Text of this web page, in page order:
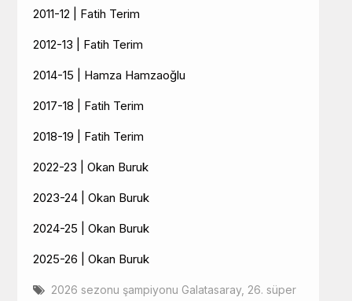
2011-12 | Fatih Terim
2012-13 | Fatih Terim
2014-15 | Hamza Hamzaoğlu
2017-18 | Fatih Terim
2018-19 | Fatih Terim
2022-23 | Okan Buruk
2023-24 | Okan Buruk
2024-25 | Okan Buruk
2025-26 | Okan Buruk
2026 sezonu şampiyonu Galatasaray, 26. süper